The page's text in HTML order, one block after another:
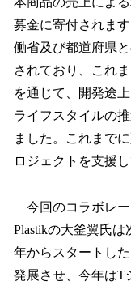
募金に寄付されま
働省及び都道府県
されており、これ
を通じて、開発途
ライフスタイルの
ました。これまで
ロジェクトを支援し
今回のコラボレー
Plastikの大釜翼氏
年からスタートし
発展させ、今年はT